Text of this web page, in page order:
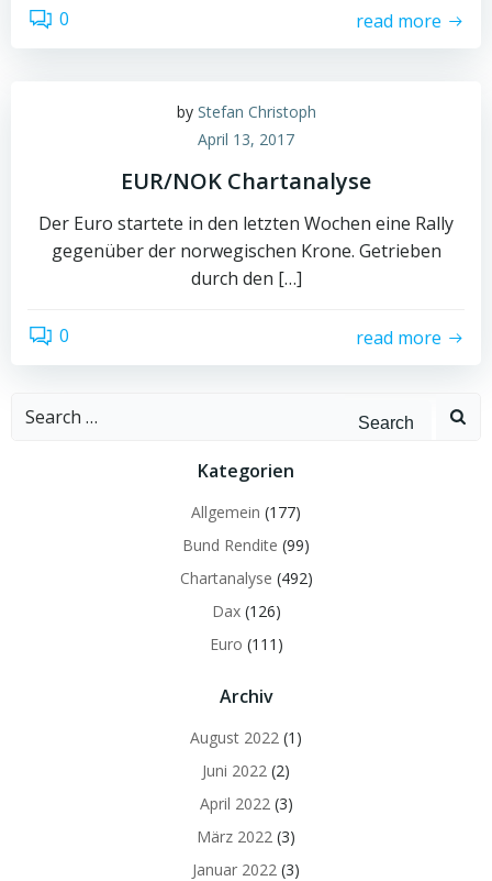
0 read more
by Stefan Christoph
April 13, 2017
EUR/NOK Chartanalyse
Der Euro startete in den letzten Wochen eine Rally
gegenüber der norwegischen Krone. Getrieben
durch den […]
0 read more
Search
Kategorien
Allgemein (177)
Bund Rendite (99)
Chartanalyse (492)
Dax(126)
Euro (111)
Archiv
August 2022 (1)
Juni 2022 (2)
April 2022(3)
März 2022 (3)
Januar 2022 (3)